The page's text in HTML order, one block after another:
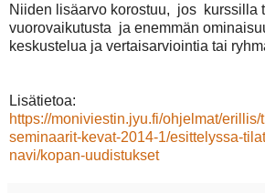
Niiden lisäarvo korostuu, jos kurssilla
vuorovaikutusta ja enemmän
keskustelua ja vertaisarviointia tai
Lisätietoa:
https://moniviestin.jyu.fi/ohjelmat/
seminaarit-kevat-2014-1/esittelyssa-
navi/kopan-uudistukset